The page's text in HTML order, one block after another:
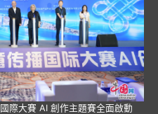
際大賽 AI 創作主題賽全面啟動